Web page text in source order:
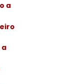
a
a